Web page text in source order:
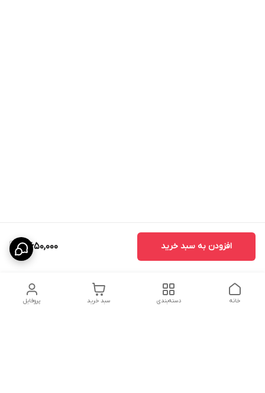
4,650,000 افزودن به سبد خرید
پروفایل سبد خرید دسته‌بندی خانه